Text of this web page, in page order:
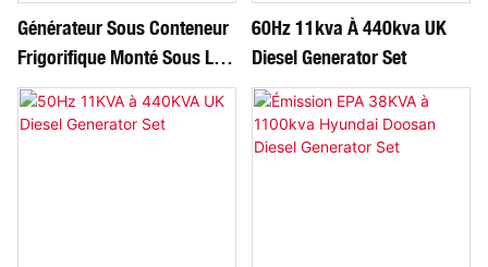
Générateur Sous Conteneur
Frigorifique Monté Sous Le
Châssis
60Hz 11kva À 440kva UK
Diesel Generator Set